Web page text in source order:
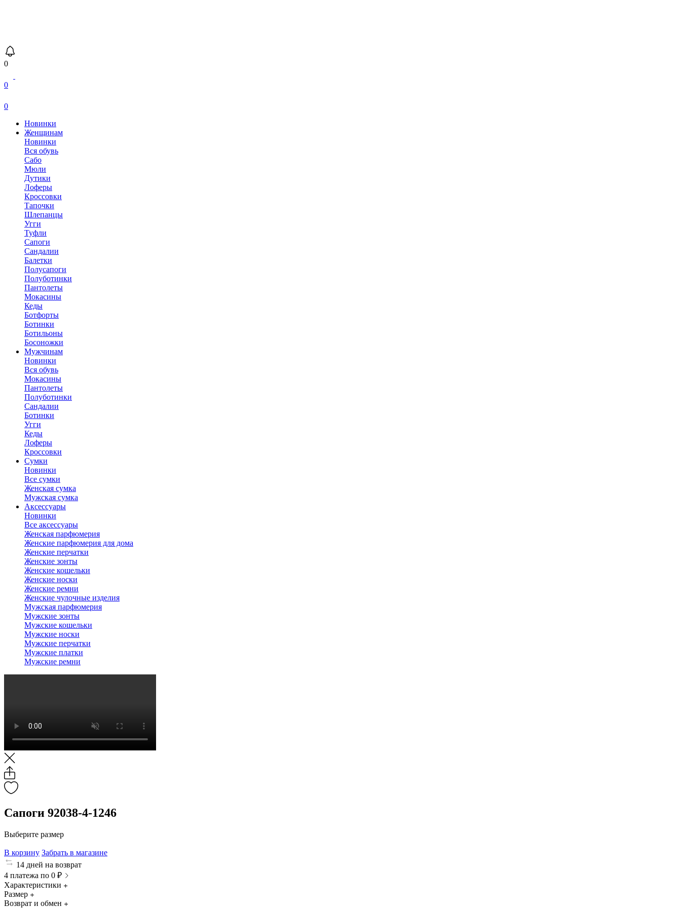
0
0
0
Новинки
Женщинам
Новинки
Вся обувь
Сабо
Мюли
Дутики
Лоферы
Кроссовки
Тапочки
Шлепанцы
Угги
Туфли
Сапоги
Сандалии
Балетки
Полусапоги
Полуботинки
Пантолеты
Мокасины
Кеды
Ботфорты
Ботинки
Ботильоны
Босоножки
Мужчинам
Новинки
Вся обувь
Мокасины
Пантолеты
Полуботинки
Сандалии
Ботинки
Угги
Кеды
Лоферы
Кроссовки
Сумки
Новинки
Все сумки
Женская сумка
Мужская сумка
Аксессуары
Новинки
Все аксессуары
Женская парфюмерия
Женские парфюмерия для дома
Женские перчатки
Женские зонты
Женские кошельки
Женские носки
Женские ремни
Женские чулочные изделия
Мужская парфюмерия
Мужские зонты
Мужские кошельки
Мужские носки
Мужские перчатки
Мужские платки
Мужские ремни
Сапоги 92038-4-1246
Выберите размер
В корзину Забрать в магазине
14 дней на возврат
4 платежа по 0 ₽
Характеристики
Размер
Возврат и обмен